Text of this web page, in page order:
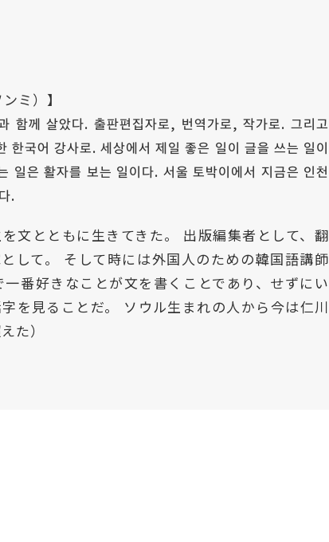
ミ）】
함께 살았다. 출판편집자로, 번역가로, 작가로. 그리고
한국어 강사로. 세상에서 제일 좋은 일이 글을 쓰는 일이
일은 활자를 보는 일이다. 서울 토박이에서 지금은 인천
.
を文とともに生きてきた。 出版編集者として、翻
して。 そして時には外国人のための韓国語講師
一番好きなことが文を書くことであり、せずにい
を見ることだ。 ソウル生まれの人から今は仁川
た）